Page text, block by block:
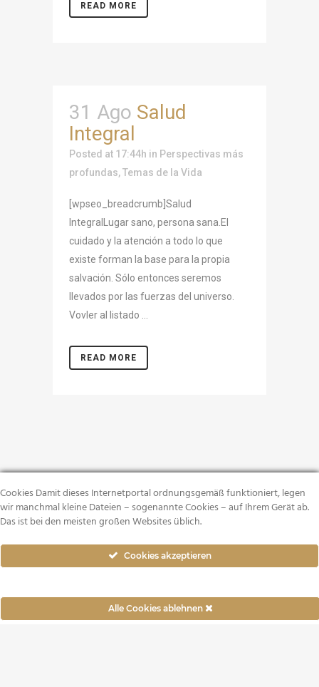
READ MORE
31 Ago Salud
Integral
Posted at 17:44h in Perspectivas más
profundas,Temas de la Vida
[wpseo_breadcrumb]Salud
IntegralLugar sano, persona sana.El
cuidado y la atención a todo lo que
existe forman la base para la propia
salvación. Sólo entonces seremos
llevados por las fuerzas del universo.
Vovler al listado ...
READ MORE
Cookies Damit dieses Internetportal ordnungsgemäß funktioniert, legen
wir manchmal kleine Dateien – sogenannte Cookies – auf Ihrem Gerät ab.
Das ist bei den meisten großen Websites üblich.
Cookies akzeptieren
Alle Cookies ablehnen